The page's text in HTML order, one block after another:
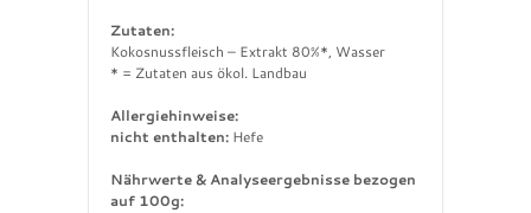
Zutaten:
Kokosnussfleisch – Extrakt 80%*, Wasser
* = Zutaten aus ökol. Landbau
Allergiehinweise:
nicht enthalten: Hefe
Nährwerte & Analyseergebnisse bezogen
auf 100g: